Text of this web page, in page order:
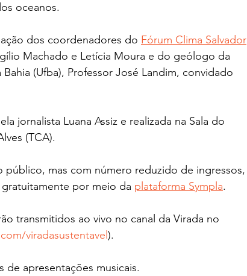
oceanos.
dos coordenadores do Fórum Clima Salvador
Machado e Letícia Moura e do geólogo da
(Ufba), Professor José Landim, convidado
(TCA).
público, mas com número reduzido de ingressos,
por meio da plataforma Sympla.
transmitidos ao vivo no canal da Virada no
viradasustentavel ).
de apresentações musicais.